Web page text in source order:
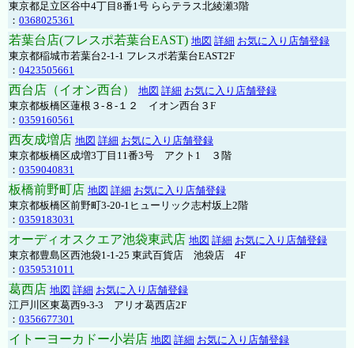
東京都足立区谷中4丁目8番1号 ららテラス北綾瀬3階
： 0368025361
若葉台店(フレスポ若葉台EAST) 地図 詳細 お気に入り店舗登録
東京都稲城市若葉台2-1-1 フレスポ若葉台EAST2F
： 0423505661
西台店（イオン西台） 地図 詳細 お気に入り店舗登録
東京都板橋区蓮根３-８-１２ イオン西台３F
： 0359160561
西友成増店 地図 詳細 お気に入り店舗登録
東京都板橋区成増3丁目11番3号 アクト1 ３階
： 0359040831
板橋前野町店 地図 詳細 お気に入り店舗登録
東京都板橋区前野町3-20-1ヒューリック志村坂上2階
： 0359183031
オーディオスクエア池袋東武店 地図 詳細 お気に入り店舗登録
東京都豊島区西池袋1-1-25 東武百貨店 池袋店 4F
： 0359531011
葛西店 地図 詳細 お気に入り店舗登録
江戸川区東葛西9-3-3 アリオ葛西店2F
： 0356677301
イトーヨーカドー小岩店 地図 詳細 お気に入り店舗登録